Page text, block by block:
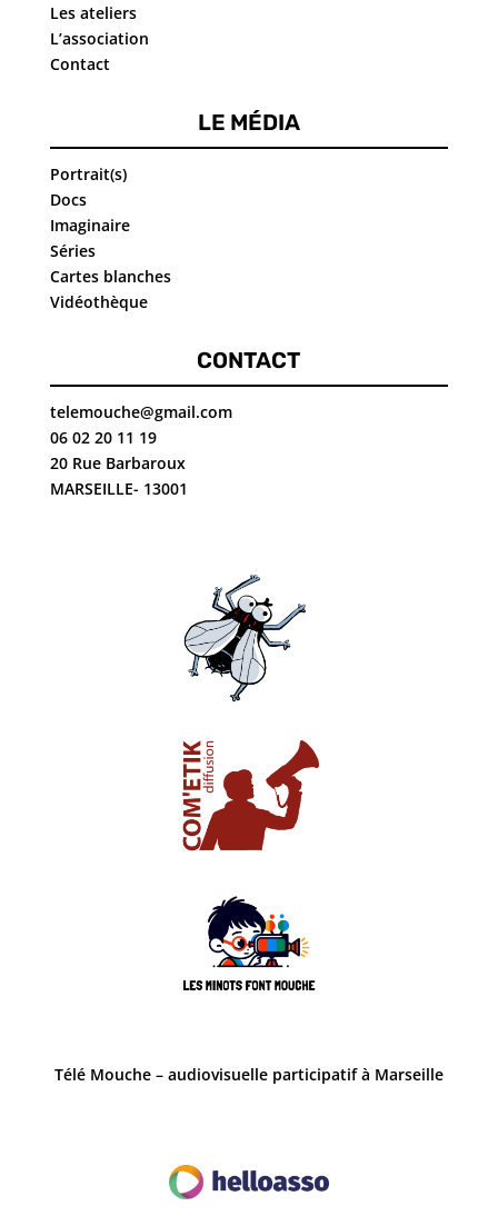
Les ateliers
L’association
Contact
LE MÉDIA
Portrait(s)
Docs
Imaginaire
Séries
Cartes blanches
Vidéothèque
CONTACT
telemouche@gmail.com
06 02 20 11 19
20 Rue Barbaroux
MARSEILLE- 13001
Télé Mouche – audiovisuelle participatif à Marseille